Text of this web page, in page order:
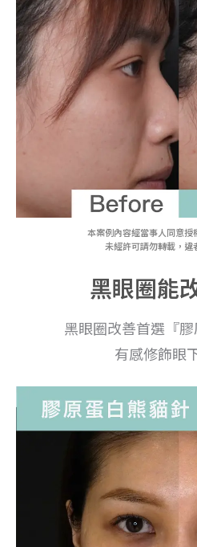
本案例內容經當事人同意授
未經許可請勿轉載，違
黑眼圈能
黑眼圈改善首選『膠
有感修飾眼